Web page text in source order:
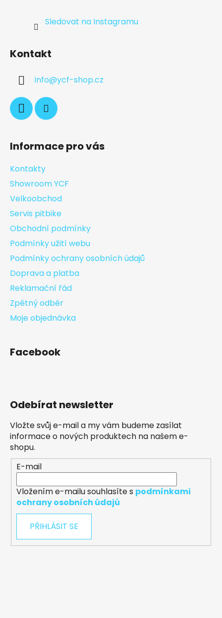
Sledovat na Instagramu
Kontakt
info@ycf-shop.cz
Informace pro vás
Kontakty
Showroom YCF
Velkoobchod
Servis pitbike
Obchodní podmínky
Podmínky užití webu
Podmínky ochrany osobních údajů
Doprava a platba
Reklamační řád
Zpětný odběr
Moje objednávka
Facebook
Odebírat newsletter
Vložte svůj e-mail a my vám budeme zasílat
informace o nových produktech na našem e-
shopu.
E-mail
Vložením e-mailu souhlasíte s podmínkami
ochrany osobních údajů
PŘIHLÁSIT SE